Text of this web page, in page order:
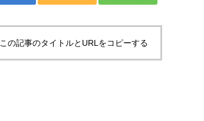
この記事のタイトルとURLをコピーする